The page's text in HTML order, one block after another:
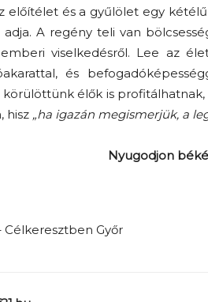
előítélet és a gyűlölet egy
A regény teli van
viselkedésről. Lee az
és
élők is
hisz „ha igazán megismerjük, a
Nyugodjon
Célkeresztben Győr